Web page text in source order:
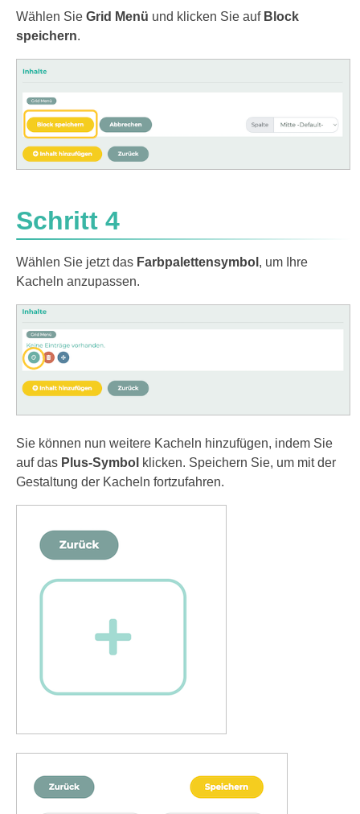
Wählen Sie Grid Menü und klicken Sie auf Block
speichern.
Schritt 4
Wählen Sie jetzt das Farbpalettensymbol , um Ihre
Kacheln anzupassen.
Sie können nun weitere Kacheln hinzufügen, indem Sie
auf das Plus-Symbol klicken. Speichern Sie, um mit der
Gestaltung der Kacheln fortzufahren.